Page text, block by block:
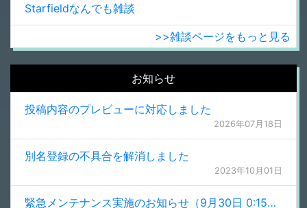
Starfieldなんでも雑談
>>雑談ページをもっと見る
お知らせ
投稿内容のプレビューに対応しました
2026年07月18日
別名登録の不具合を解消しました
2023年10月01日
緊急メンテナンス実施のお知らせ（9月30日 0:15更新）